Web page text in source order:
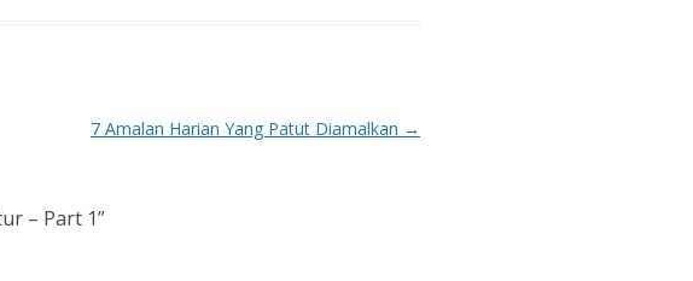
7 Amalan Harian Yang Patut Diamalkan →
– Part 1”